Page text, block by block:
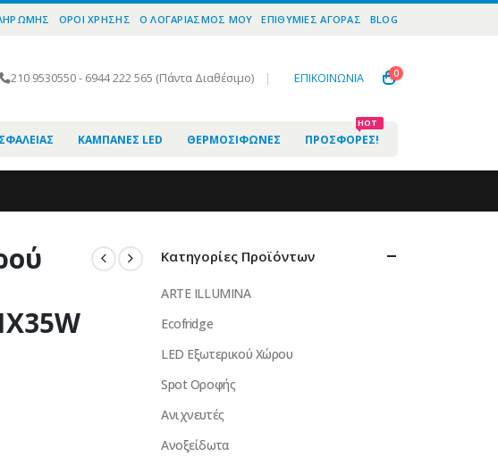
ΌΡΟΙ ΧΡΉΣΗΣ O ΛΟΓΑΡΙΑΣΜΌΣ ΜΟΥ ΕΠΙΘΥΜΊΕΣ ΑΓΟΡΆΣ BLOG
210 9530550 - 6944 222 565 (Πάντα Διαθέσιμο) | ΕΠΙΚΟΙΝΩΝΙΑ 0
ΚΑΜΠΆΝΕΣ LED ΘΕΡΜΟΣΊΦΩΝΕΣ ΠΡΟΣΦΟΡΈΣ!
HOT
Κατηγορίες Προϊόντων
ARTE ILLUMINA
Ecofridge
LED Εξωτερικού Χώρου
Spot Οροφής
Ανιχνευτές
Ανοξείδωτα